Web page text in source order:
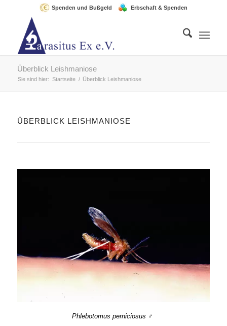
Spenden und Bußgeld Erbschaft & Spenden
Überblick Leishmaniose
Sie sind hier: Startseite / Überblick Leishmaniose
ÜBERBLICK LEISHMANIOSE
Phlebotomus perniciosus ♂